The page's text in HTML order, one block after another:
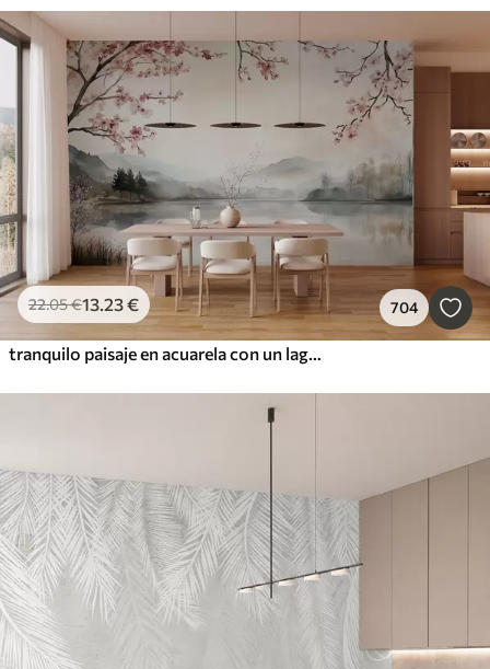
22.05€13.23€ 704
tranquilo paisaje en acuarela con un lago y un árbol en flor